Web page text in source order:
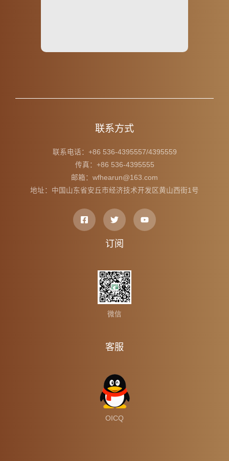
联系方式
联系电话：+86 536-4395557/4395559
传真：+86 536-4395555
邮箱：wfhearun@163.com
地址：中国山东省安丘市经济技术开发区黄山西街1号
订阅
微信
客服
OICQ